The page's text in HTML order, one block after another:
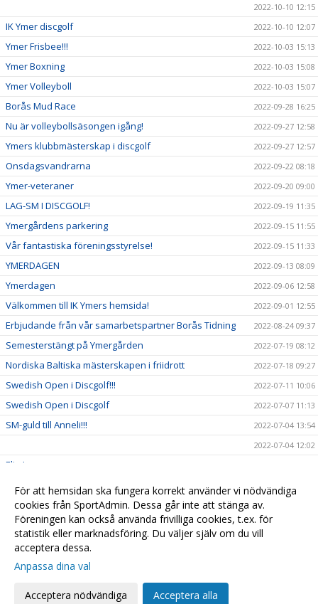
2022-10-10 12:15
IK Ymer discgolf 2022-10-10 12:07
Ymer Frisbee!!! 2022-10-03 15:13
Ymer Boxning 2022-10-03 15:08
Ymer Volleyboll 2022-10-03 15:07
Borås Mud Race 2022-09-28 16:25
Nu är volleybollsäsongen igång! 2022-09-27 12:58
Ymers klubbmästerskap i discgolf 2022-09-27 12:57
Onsdagsvandrarna 2022-09-22 08:18
Ymer-veteraner 2022-09-20 09:00
LAG-SM I DISCGOLF! 2022-09-19 11:35
Ymergårdens parkering 2022-09-15 11:55
Vår fantastiska föreningsstyrelse! 2022-09-15 11:33
YMERDAGEN 2022-09-13 08:09
Ymerdagen 2022-09-06 12:58
Välkommen till IK Ymers hemsida! 2022-09-01 12:55
Erbjudande från vår samarbetspartner Borås Tidning 2022-08-24 09:37
Semesterstängt på Ymergården 2022-07-19 08:12
Nordiska Baltiska mästerskapen i friidrott 2022-07-18 09:27
Swedish Open i Discgolf!!! 2022-07-11 10:06
Swedish Open i Discgolf 2022-07-07 11:13
SM-guld till Anneli!!!
2022-07-04 13:54
2022-07-04 12:02
Elin Larsson
Save the date 1! 2022-06-28 13:19
Save the date 2!
2022-06-28 13:18
2022-06-28 11:00
inställningar
Webbversion
För att hemsidan ska fungera korrekt använder vi nödvändiga
cookies från SportAdmin. Dessa går inte att stänga av.
Föreningen kan också använda frivilliga cookies, t.ex. för
statistik eller marknadsföring. Du väljer själv om du vill
acceptera dessa.
Anpassa dina val
Acceptera nödvändiga Acceptera alla